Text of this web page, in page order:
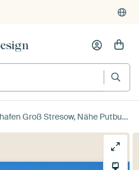
Groß Stresow, Nähe Putbus auf Rügen